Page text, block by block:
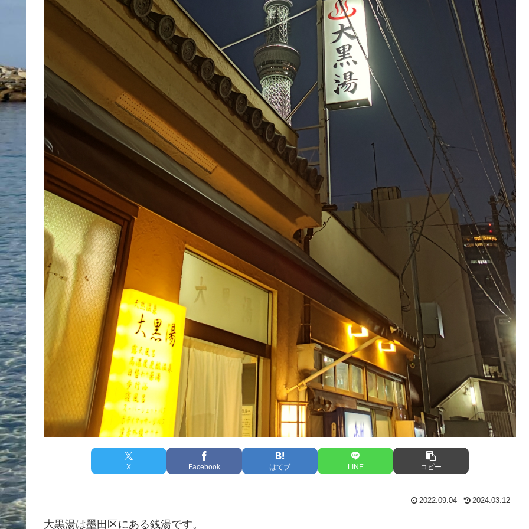
X Facebook はてブ LINE コピー
2022.09.04 2024.03.12
大黒湯は墨田区にある銭湯です。